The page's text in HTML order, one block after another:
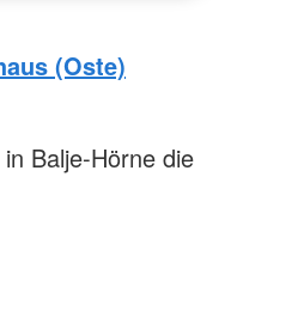
(Oste)
Balje-Hörne die